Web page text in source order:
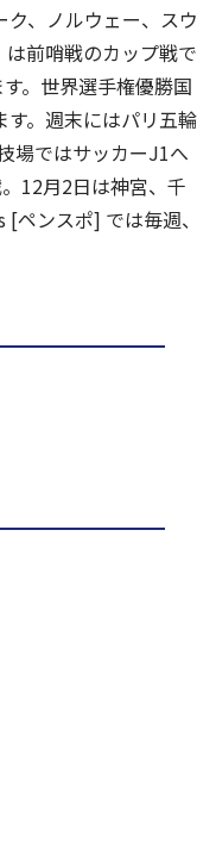
、ノルウェー、スウ
前哨戦のカップ戦で
。世界選手権優勝国
す。週末にはパリ五輪
場ではサッカーJ1へ
12月2日は神宮、千
ンスポ] では毎週、